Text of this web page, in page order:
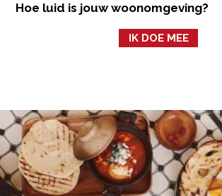
Hoe luid is jouw woonomgeving?
IK DOE MEE